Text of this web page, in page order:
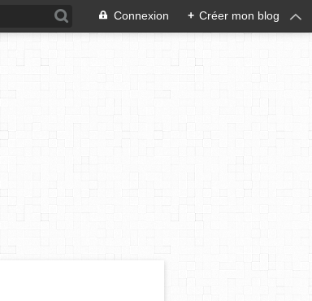
Connexion + Créer mon blog